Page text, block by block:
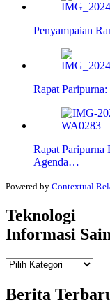
Penyampaian
Rapat
Rapat Paripurna
Agenda…
Powered by Contextual
Teknologi
Informasi
Teknologi
Berita